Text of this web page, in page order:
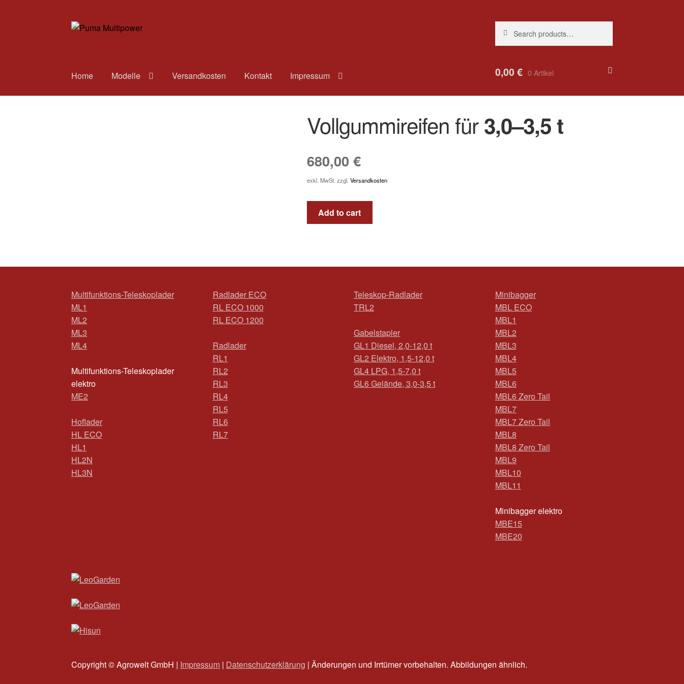
Zur
Zum
for:
Home Modelle Versandkosten Kontakt Impressum 0,00 € 0 Artikel
Vollgummireifen für3,0–3,5 t
680,00 €
exkl. MwSt. zzgl. Versandkosten
Add to cart
Multifunktions-Teleskoplader
ML1
ML2
ML3
ML4
Multifunktions-Teleskoplader
elektro
ME2
Hoflader
HL ECO
HL1
HL2N
HL3N
Radlader ECO
RL ECO 1000
RL ECO 1200
Radlader
RL1
RL2
RL3
RL4
RL5
RL6
RL7
Teleskop-Radlader
TRL2
Gabelstapler
GL1 Diesel, 2,0-12,0 t
GL2 Elektro, 1,5-12,0 t
GL4 LPG, 1,5-7,0 t
GL6 Gelände, 3,0-3,5 t
Minibagger
MBL ECO
MBL1
MBL2
MBL3
MBL4
MBL5
MBL6
MBL6 Zero Tail
MBL7
MBL7 Zero Tail
MBL8
MBL8 Zero Tail
MBL9
MBL10
MBL11
Minibagger elektro
MBE15
MBE20
Copyright © Agrowelt GmbH | Impressum | Datenschutzerklärung | Änderungen und Irrtümer vorbehalten. Abbildungen ähnlich.